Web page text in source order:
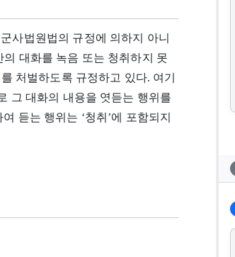
사법원법의 규정에 의하지 아니
대화를 녹음 또는 청취하지 못
처벌하도록 규정하고 있다. 여기
그 대화의 내용을 엿듣는 행위를
듣는 행위는 ‘청취’에 포함되지